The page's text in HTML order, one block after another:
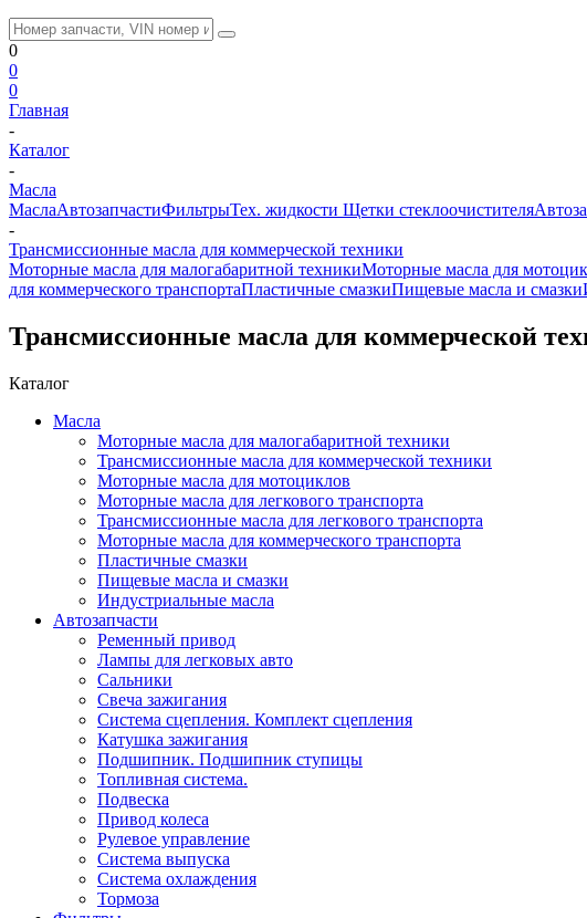
0
0
0
Главная
-
Каталог
-
Масла
МаслаАвтозапчастиФильтрыТех. жидкости Щетки стеклоочистителя
-
Трансмиссионные масла для коммерческой техники
Моторные масла для малогабаритной техникиМоторные масла для
для коммерческого транспортаПластичные смазкиПищевые масла и смазки
Трансмиссионные масла для коммерческой
Каталог
Масла
Моторные масла для малогабаритной техники
Трансмиссионные масла для коммерческой техники
Моторные масла для мотоциклов
Моторные масла для легкового транспорта
Трансмиссионные масла для легкового транспорта
Моторные масла для коммерческого транспорта
Пластичные смазки
Пищевые масла и смазки
Индустриальные масла
Автозапчасти
Ременный привод
Лампы для легковых авто
Сальники
Свеча зажигания
Система сцепления. Комплект сцепления
Катушка зажигания
Подшипник. Подшипник ступицы
Топливная система.
Подвеска
Привод колеса
Рулевое управление
Система выпуска
Система охлаждения
Тормоза